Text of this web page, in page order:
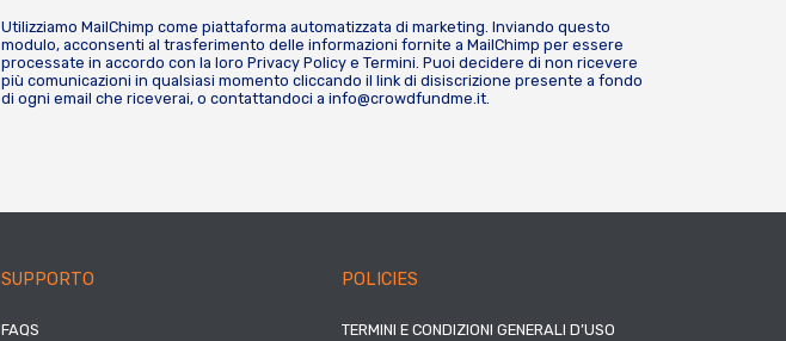
Utilizziamo MailChimp come piattaforma automatizzata di marketing. Inviando questo
modulo, acconsenti al trasferimento delle informazioni fornite a MailChimp per essere
processate in accordo con la loro Privacy Policy e Termini. Puoi decidere di non ricevere
più comunicazioni in qualsiasi momento cliccando il link di disiscrizione presente a fondo
di ogni email che riceverai, o contattandoci a info@crowdfundme.it.
SUPPORTO
FAQS
POLICIES
TERMINI E CONDIZIONI GENERALI D’USO